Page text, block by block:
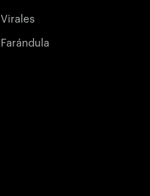
Virales
Farándula